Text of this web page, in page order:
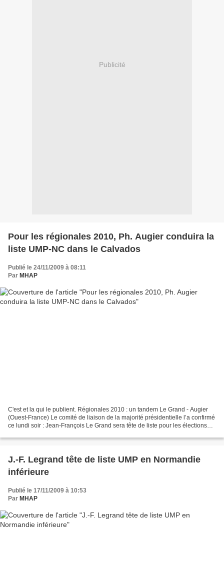
Publicité
Pour les régionales 2010, Ph. Augier conduira la
liste UMP-NC dans le Calvados
Publié le 24/11/2009 à 08:11
Par MHAP
C'est et la qui le publient. Régionales 2010 : un tandem Le Grand - Augier
(Ouest-France) Le comité de liaison de la majorité présidentielle l’a confirmé
ce lundi soir : Jean-François Le Grand sera tête de liste pour les élections
J.-F. Legrand tête de liste UMP en Normandie
inférieure
Publié le 17/11/2009 à 10:53
Par MHAP